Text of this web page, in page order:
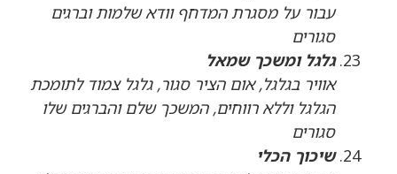
עבור על מסגרת המדחף וודא שלמות וברגים
סגורים
גלגל ומשכך שמאל
אוויר בגלגל, אום הציר סגור, גלגל צמוד לתומכת
הגלגל וללא רווחים, המשכך שלם והברגים שלו
סגורים
שיכוך הכלי